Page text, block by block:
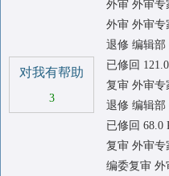
对我有帮助
3
外审 外审专
外审 外审专
退修 编辑部
已修回
复审 外审专
退修 编辑部
已修回 68.0
复审 外审专
编委复审 外